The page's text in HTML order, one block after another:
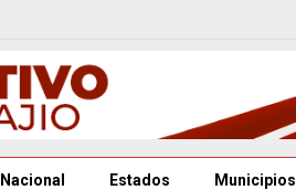
Nacional Estados Municipios